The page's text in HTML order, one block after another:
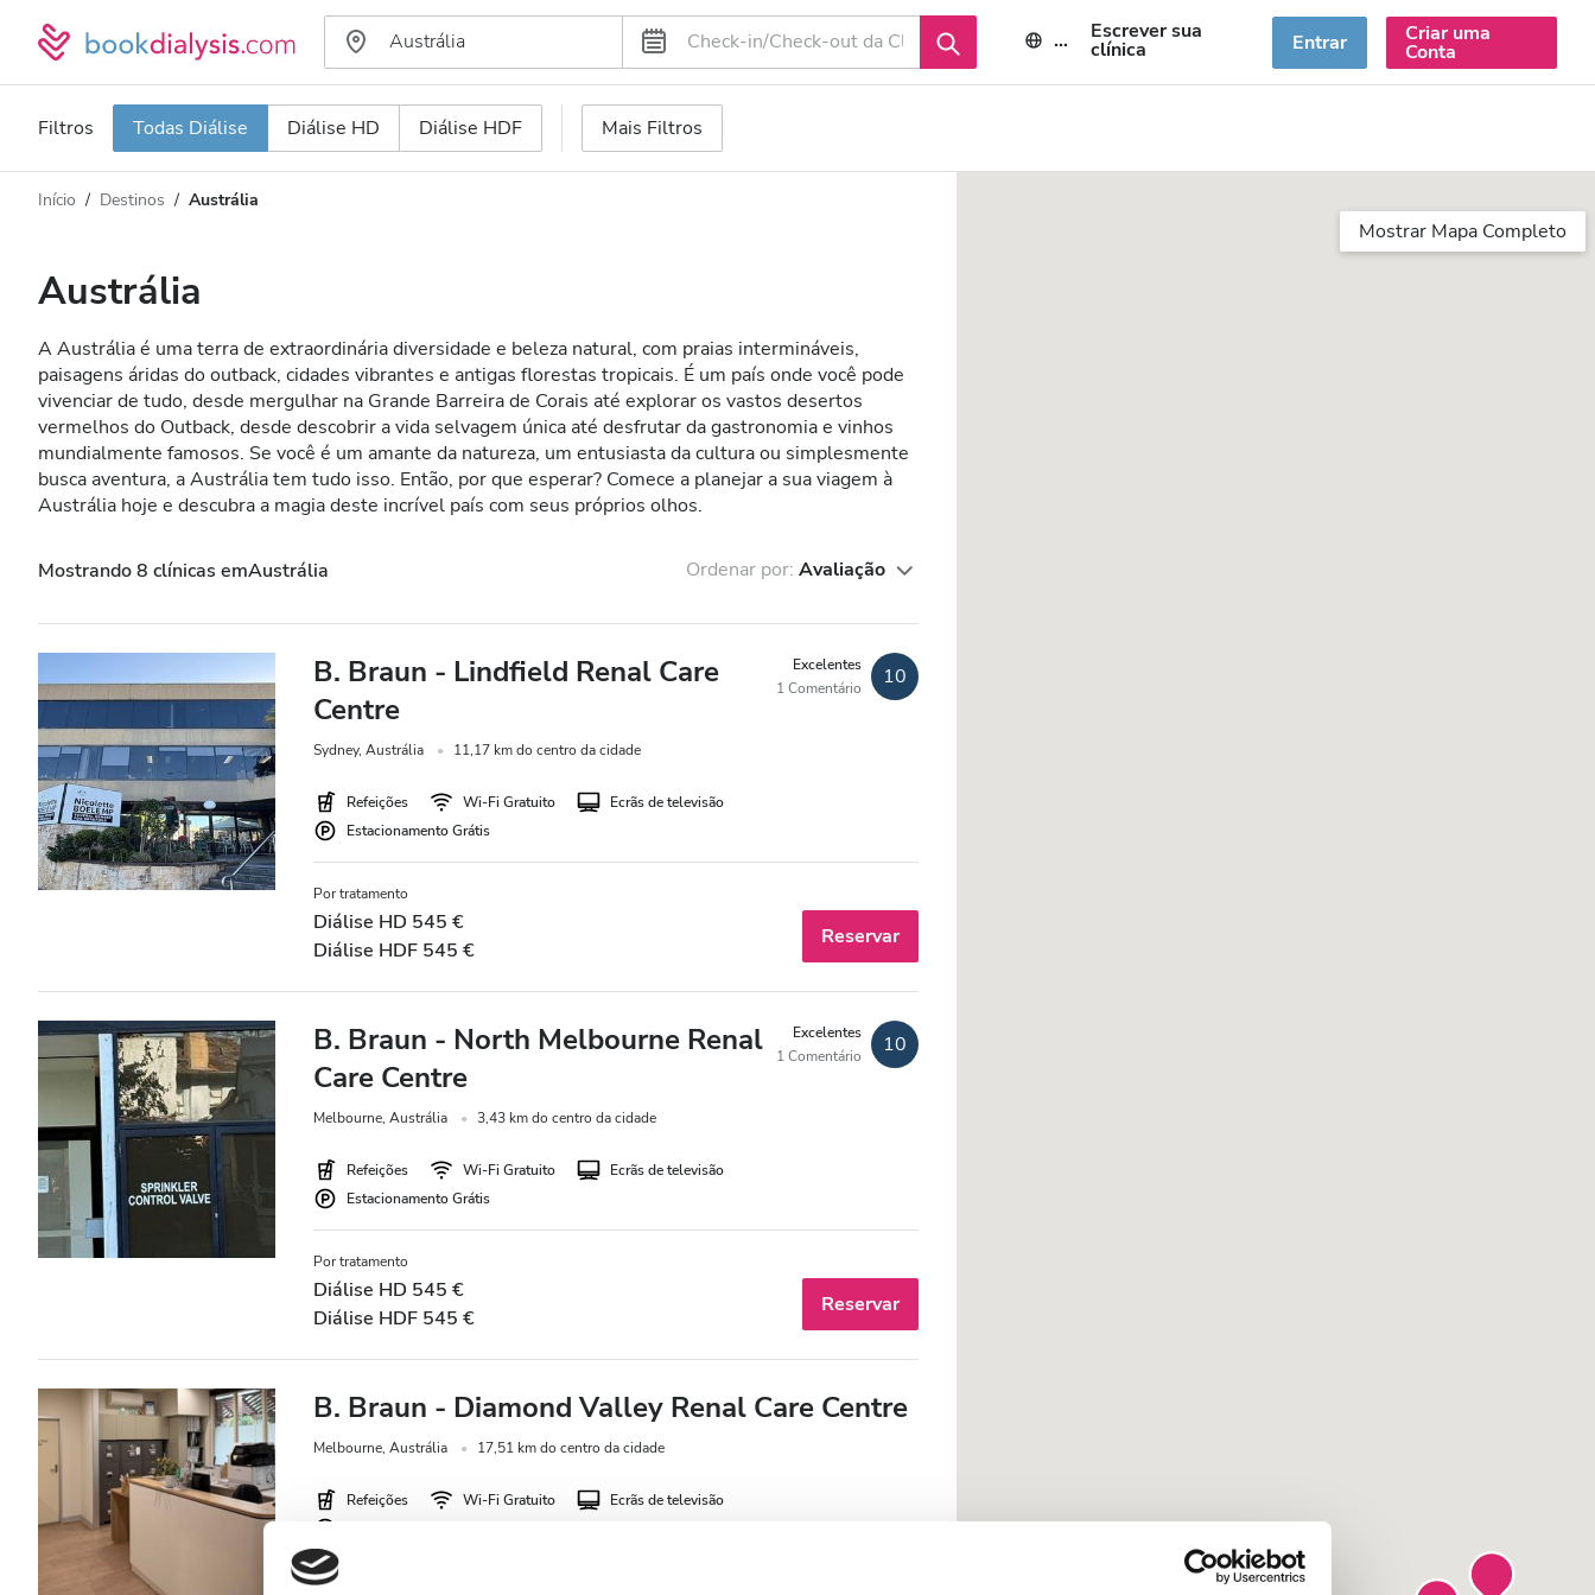
PT Escrever sua
clínica Entrar Criar uma
Conta
Filtros Todas Diálise Diálise HD Diálise HDF Mais Filtros
Tipo de Diálise
Todas Diálise
Diálise HDF
Aceita
Pacientes com HIV
Pacientes com Hepatite B
CESD
CMSD
Instalações
Refeições
Wi-Fi Gratuito
Transferência Gratuita
Estacionamento Grátis
Preço
0-100 EUR
100 - 200 EUR
Todos os Turnos
Manhã
Tarde
Final da tarde
Distância
Avaliação
Preço
Início Destinos Austrália
Austrália
A Austrália é uma terra de extraordinária diversidade e beleza natural, com praias intermináveis,
paisagens áridas do outback, cidades vibrantes e antigas florestas tropicais. É um país onde você pode
vivenciar de tudo, desde mergulhar na Grande Barreira de Corais até explorar os vastos desertos
vermelhos do Outback, desde descobrir a vida selvagem única até desfrutar da gastronomia e vinhos
mundialmente famosos. Se você é um amante da natureza, um entusiasta da cultura ou simplesmente
busca aventura, a Austrália tem tudo isso. Então, por que esperar? Comece a planejar a sua viagem à
Austrália hoje e descubra a magia deste incrível país com seus próprios olhos.
Mostrando 8 clínicas emAustrália Ordenar por:Avaliação
B. Braun - Lindfield Renal Care
Centre
Sydney, Austrália 11,17 km do centro da cidade
Excelentes
1 Comentário
10
Refeições Wi-Fi Gratuito
Ecrãs de televisão
Estacionamento Grátis
Por tratamento
Diálise HD 545 €
Diálise HDF 545 €
Reservar
B. Braun - North Melbourne Renal
Care Centre
Melbourne, Austrália 3,43 km do centro da cidade
Excelentes
1 Comentário
10
Refeições Wi-Fi Gratuito
Ecrãs de televisão
Estacionamento Grátis
Por tratamento
Diálise HD 545 €
Diálise HDF 545 €
Reservar
B. Braun - Diamond Valley Renal Care Centre
Melbourne, Austrália 17,51 km do centro da cidade
Refeições Wi-Fi Gratuito
Ecrãs de televisão
Mostrar Mapa Completo